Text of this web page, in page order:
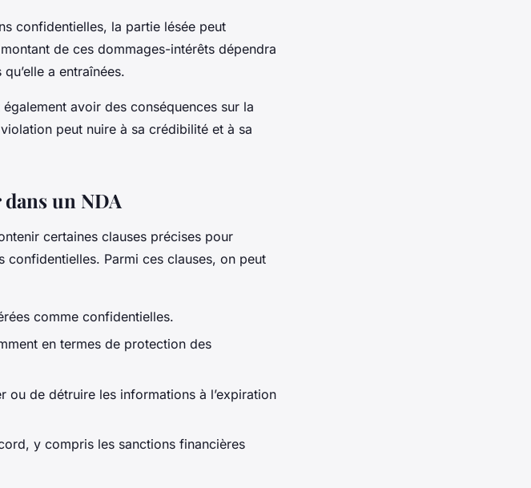
confidentielles, la partie lésée peut
de ces dommages-intérêts dépendra
a entraînées.
avoir des conséquences sur la
peut nuire à sa crédibilité et à sa
un NDA
certaines clauses précises pour
Parmi ces clauses, on peut
comme confidentielles.
en termes de protection des
ou de détruire les informations à l’expiration
y compris les sanctions financières